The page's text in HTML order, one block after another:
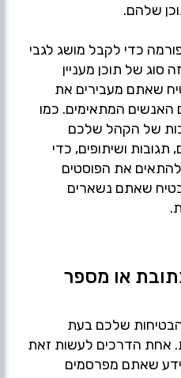
שלהם.
כדי לקבל מושג לגבי
סוג של תוכן מעניין
שאתם מעבירים את
האנשים המתאימים. כמו
של הקהל שלכם
תגובות ושיתופים, כדי
את הפוסטים
שאתם נשארים
או מספר
שלכם בעת
אחת הדרכים לעשות זאת
שאתם מפרסמים